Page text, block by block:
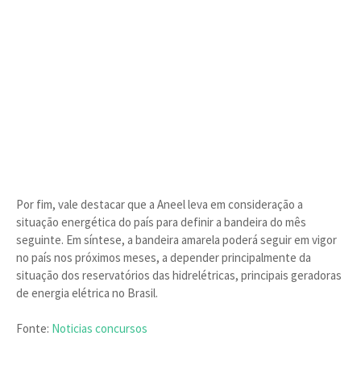
Por fim, vale destacar que a Aneel leva em consideração a
situação energética do país para definir a bandeira do mês
seguinte. Em síntese, a bandeira amarela poderá seguir em vigor
no país nos próximos meses, a depender principalmente da
situação dos reservatórios das hidrelétricas, principais geradoras
de energia elétrica no Brasil.
Fonte: Noticias concursos